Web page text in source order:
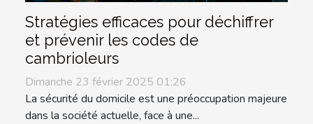
Stratégies efficaces pour déchiffrer
et prévenir les codes de
cambrioleurs
Dimanche 23 février 2025 01:26
La sécurité du domicile est une préoccupation majeure
dans la société actuelle, face à une...